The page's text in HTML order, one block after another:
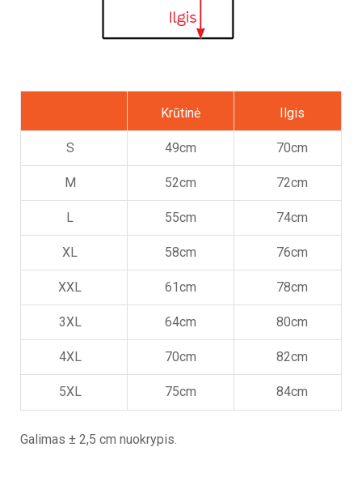
Krūtinė Ilgis
S 49cm 70cm
M 52cm 72cm
L 55cm 74cm
XL 58cm 76cm
XXL 61cm 78cm
3XL 64cm 80cm
4XL 70cm 82cm
5XL 75cm 84cm
Galimas ± 2,5 cm nuokrypis.